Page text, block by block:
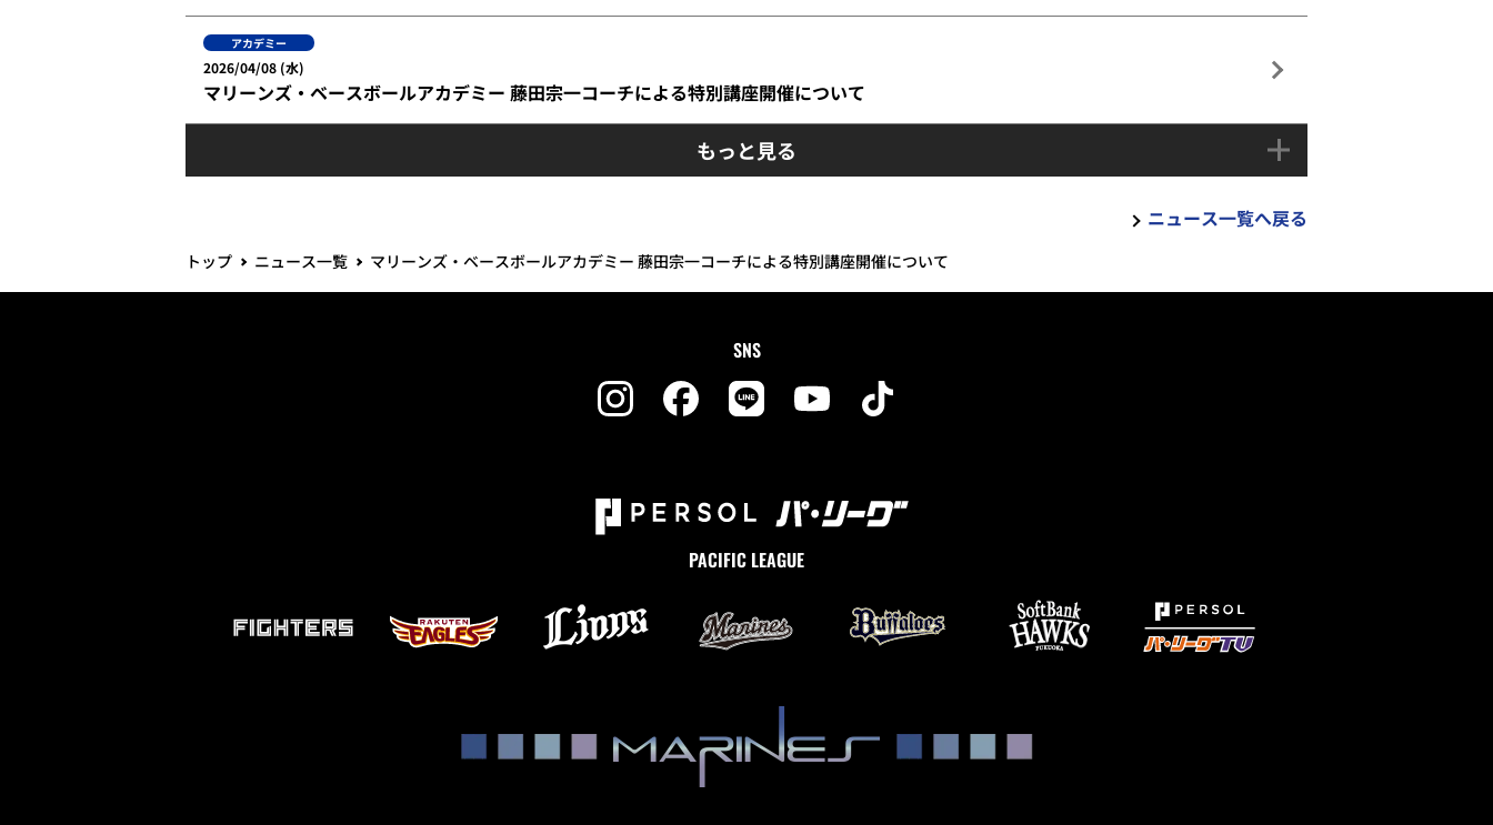
アカデミー
2026/04/08 (水)
マリーンズ・ベースボールアカデミー 藤田宗一コーチによる特別講座開催について
もっと見る
ニュース一覧へ戻る
トップ ニュース一覧 マリーンズ・ベースボールアカデミー 藤田宗一コーチによる特別講座開催について
SNS
PACIFIC LEAGUE